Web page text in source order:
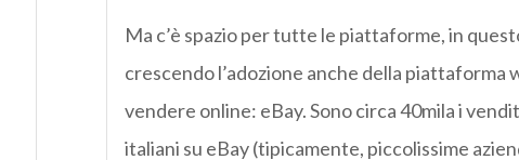
Ma c’è spazio per tutte le piattaforme, in
crescendo l’adozione anche della piattaforma
vendere online: eBay. Sono circa 40mila i
italiani su eBay (tipicamente, piccolissime